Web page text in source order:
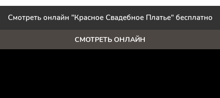
Смотреть онлайн "Красное Свадебное Платье" бесплатно
СМОТРЕТЬ ОНЛАЙН